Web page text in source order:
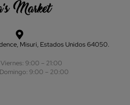
Misuri, Estados Unidos 64050.
9:00 – 21:00
9:00 – 20:00